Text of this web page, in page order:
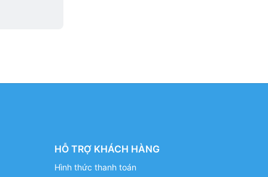
HỖ TRỢ KHÁCH HÀNG
Hình thức thanh toán